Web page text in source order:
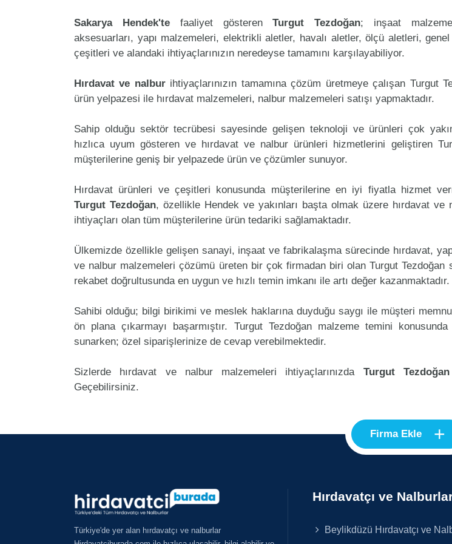
Sakarya Hendek'tefaaliyet gösterenTurgut Tezdoğan; inşaat
aksesuarları, yapı malzemeleri, elektrikli aletler, havalı aletler, ölçü aletleri, genel
çeşitleri ve alandaki ihtiyaçlarınızın neredeyse tamamını karşılayabiliyor.
Hırdavat ve nalburihtiyaçlarınızın tamamına çözüm üretmeye çalışan Turgut
ürün yelpazesi ile hırdavat malzemeleri, nalbur malzemeleri satışı yapmaktadır.
Sahip olduğu sektör tecrübesi sayesinde gelişen teknoloji ve ürünleri çok
hızlıca uyum gösteren ve hırdavat ve nalbur ürünleri hizmetlerini geliştiren
müşterilerine geniş bir yelpazede ürün ve çözümler sunuyor.
Hırdavat ürünleri ve çeşitleri konusunda müşterilerine en iyi fiyatla hizmet
Turgut Tezdoğan, özellikle Hendek ve yakınları başta olmak üzere hırdavat ve
ihtiyaçları olan tüm müşterilerine ürün tedariki sağlamaktadır.
Ülkemizde özellikle gelişen sanayi, inşaat ve fabrikalaşma sürecinde hırdavat,
ve nalbur malzemeleri çözümü üreten bir çok firmadan biri olan Turgut Tezdoğan
rekabet doğrultusunda en uygun ve hızlı temin imkanı ile artı değer kazanmaktadır.
Sahibi olduğu; bilgi birikimi ve meslek haklarına duyduğu saygı ile müşteri
ön plana çıkarmayı başarmıştır. Turgut Tezdoğan malzeme temini
sunarken; özel siparişlerinize de cevap verebilmektedir.
Sizlerde hırdavat ve nalbur malzemeleri ihtiyaçlarınızda Turgut Tezdoğan
Geçebilirsiniz.
Firma Ekle +
Türkiye'de yer alan hırdavatçı ve nalburlar
Hırdavatçı ve
Beylikdüzü Hırdavatçı ve